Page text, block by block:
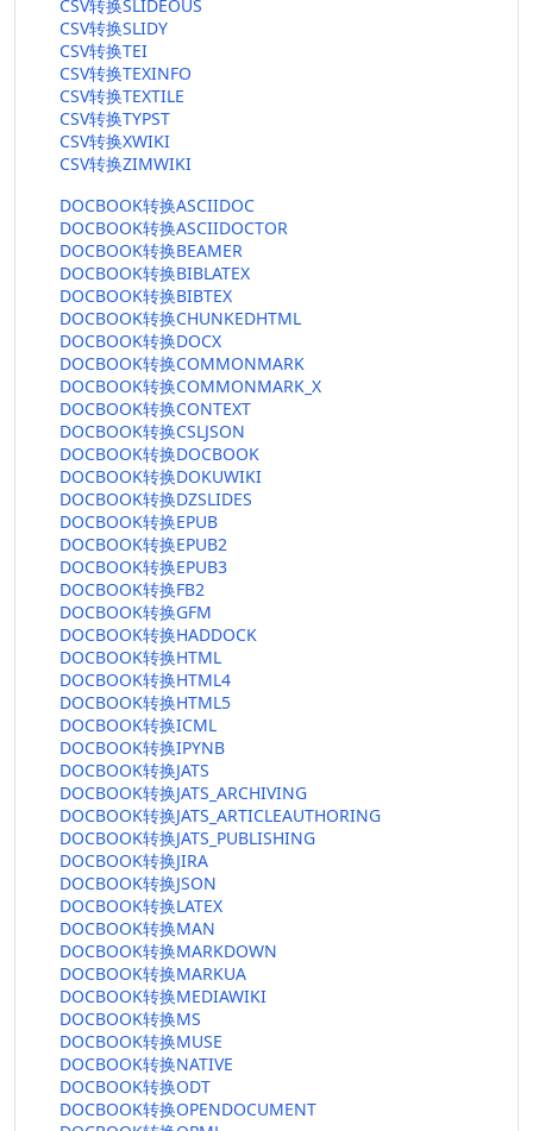
CSV转换SLIDEOUS
CSV转换SLIDY
CSV转换TEI
CSV转换TEXINFO
CSV转换TEXTILE
CSV转换TYPST
CSV转换XWIKI
CSV转换ZIMWIKI
DOCBOOK转换ASCIIDOC
DOCBOOK转换ASCIIDOCTOR
DOCBOOK转换BEAMER
DOCBOOK转换BIBLATEX
DOCBOOK转换BIBTEX
DOCBOOK转换CHUNKEDHTML
DOCBOOK转换DOCX
DOCBOOK转换COMMONMARK
DOCBOOK转换COMMONMARK_X
DOCBOOK转换CONTEXT
DOCBOOK转换CSLJSON
DOCBOOK转换DOCBOOK
DOCBOOK转换DOKUWIKI
DOCBOOK转换DZSLIDES
DOCBOOK转换EPUB
DOCBOOK转换EPUB2
DOCBOOK转换EPUB3
DOCBOOK转换FB2
DOCBOOK转换GFM
DOCBOOK转换HADDOCK
DOCBOOK转换HTML
DOCBOOK转换HTML4
DOCBOOK转换HTML5
DOCBOOK转换ICML
DOCBOOK转换IPYNB
DOCBOOK转换JATS
DOCBOOK转换JATS_ARCHIVING
DOCBOOK转换JATS_ARTICLEAUTHORING
DOCBOOK转换JATS_PUBLISHING
DOCBOOK转换JIRA
DOCBOOK转换JSON
DOCBOOK转换LATEX
DOCBOOK转换MAN
DOCBOOK转换MARKDOWN
DOCBOOK转换MARKUA
DOCBOOK转换MEDIAWIKI
DOCBOOK转换MS
DOCBOOK转换MUSE
DOCBOOK转换NATIVE
DOCBOOK转换ODT
DOCBOOK转换OPENDOCUMENT